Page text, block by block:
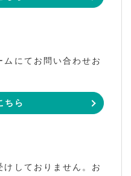
にてお問い合わせお
ちら
しておりません。お